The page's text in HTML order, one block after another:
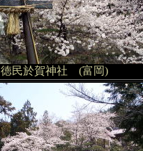
徳民於賀神社 (富岡)